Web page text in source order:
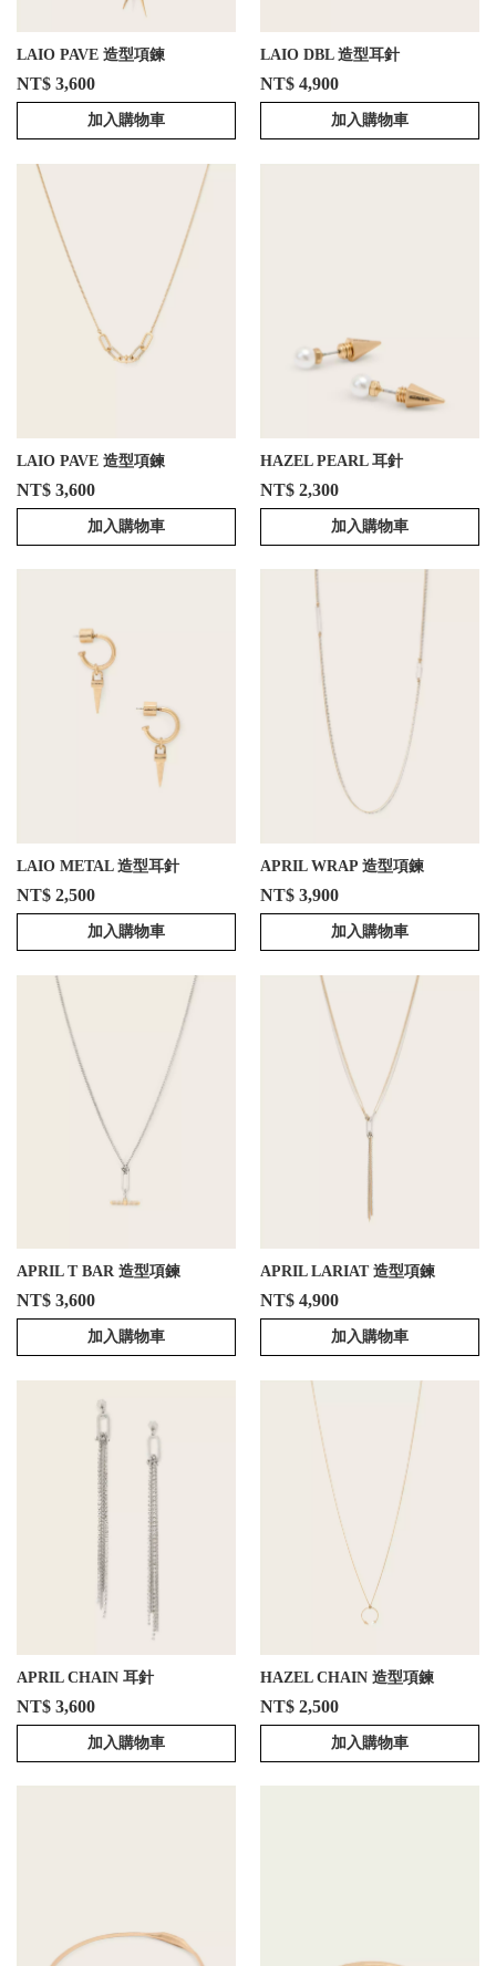
LAIO PAVE 造型項鍊
NT$ 3,600
加入購物車
LAIO DBL 造型耳針
NT$ 4,900
加入購物車
LAIO PAVE 造型項鍊
NT$ 3,600
加入購物車
HAZEL PEARL 耳針
NT$ 2,300
加入購物車
LAIO METAL 造型耳針
NT$ 2,500
加入購物車
APRIL WRAP 造型項鍊
NT$ 3,900
加入購物車
APRIL T BAR 造型項鍊
NT$ 3,600
加入購物車
APRIL LARIAT 造型項鍊
NT$ 4,900
加入購物車
APRIL CHAIN 耳針
NT$ 3,600
加入購物車
HAZEL CHAIN 造型項鍊
NT$ 2,500
加入購物車